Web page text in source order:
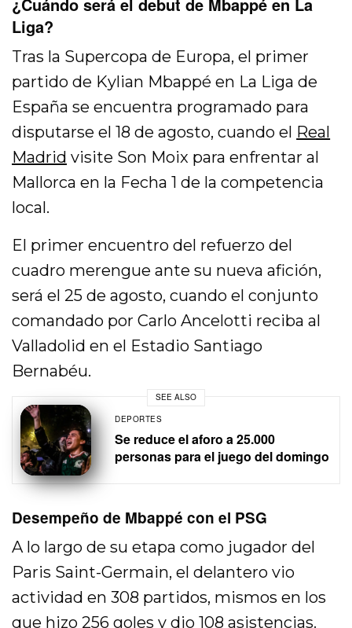
Liga?
Tras la Supercopa de Europa, el primer
partido de Kylian Mbappé en La Liga de
España se encuentra programado para
disputarse el 18 de agosto, cuando el Real
Madrid visite Son Moix para enfrentar al
Mallorca en la Fecha 1 de la competencia
local.
El primer encuentro del refuerzo del
cuadro merengue ante su nueva afición,
será el 25 de agosto, cuando el conjunto
comandado por Carlo Ancelotti reciba al
Valladolid en el Estadio Santiago
Bernabéu.
SEE ALSO
DEPORTES
Se reduce el aforo a 25.000
personas para el juego del domingo
Desempeño de Mbappé con el PSG
A lo largo de su etapa como jugador del
Paris Saint-Germain, el delantero vio
actividad en 308 partidos, mismos en los
que hizo 256 goles y dio 108 asistencias.